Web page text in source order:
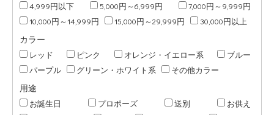
4,999円以下 5,000円～6,999円
7,000円～9,999円
10,000円～14,999円
15,000円～29,999円 30,000円以上
カラー
レッド ピンク オレンジ・イエロー系
ブルー
パープル
グリーン・ホワイト系 その他カラー
用途
お誕生日 プロポーズ 送別
お供え